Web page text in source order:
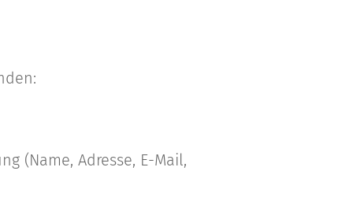
(Name, Adresse, E-Mail,